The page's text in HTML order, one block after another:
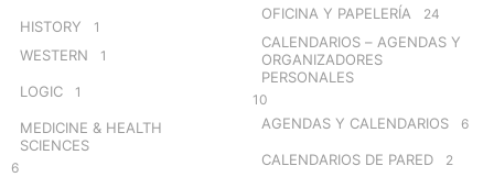
HISTORY 1
WESTERN 1
LOGIC 1
MEDICINE & HEALTH
SCIENCES
6
OFICINA Y PAPELERÍA 24
CALENDARIOS – AGENDAS Y
ORGANIZADORES
PERSONALES
10
AGENDAS Y CALENDARIOS 6
CALENDARIOS DE PARED 2